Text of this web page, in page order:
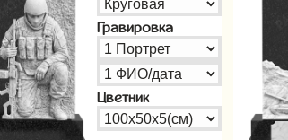
Гравировка
Цветник